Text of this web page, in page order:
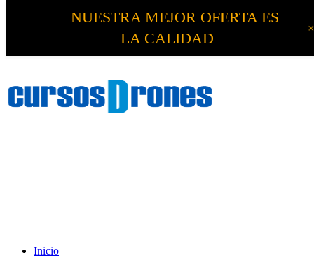
Inicio
NUESTRA MEJOR OFERTA ES
LA CALIDAD